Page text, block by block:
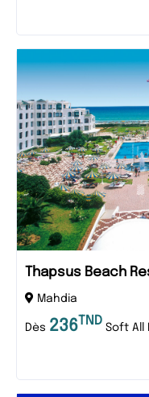
Thapsus Beach
Mahdia
Dès 236 TND Soft All